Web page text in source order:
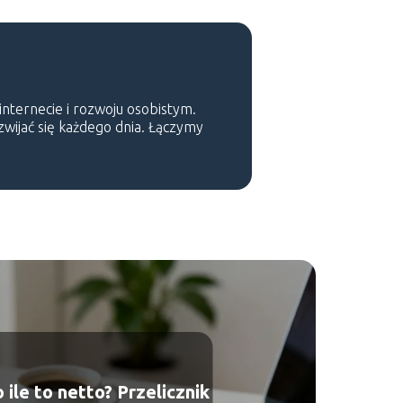
i rozwoju osobistym.
się każdego dnia. Łączymy
ile to netto? Przelicznik